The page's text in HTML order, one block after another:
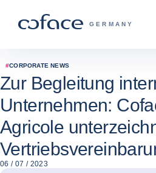
COFACE FOR
GERMANY
Zurück zur Startseite
#CORPORATE NEWS
Zur Begleitung
Unternehmen:
Agricole
06 / 07 / 2023